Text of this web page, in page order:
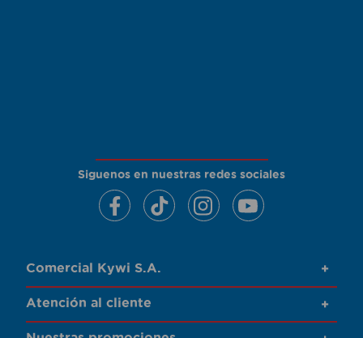
Siguenos en nuestras redes sociales
Comercial Kywi S.A. +
Atención al cliente +